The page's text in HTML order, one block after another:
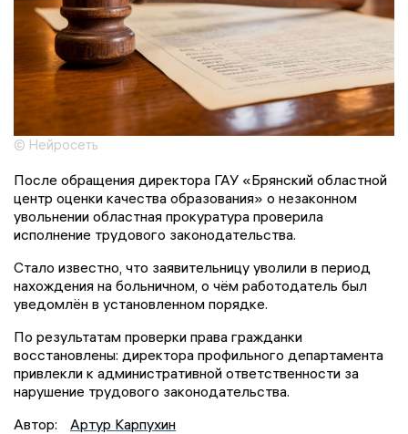
© Нейросеть
После обращения директора ГАУ «Брянский областной
центр оценки качества образования» о незаконном
увольнении областная прокуратура проверила
исполнение трудового законодательства.
Стало известно, что заявительницу уволили в период
нахождения на больничном, о чём работодатель был
уведомлён в установленном порядке.
По результатам проверки права гражданки
восстановлены: директора профильного департамента
привлекли к административной ответственности за
нарушение трудового законодательства.
Автор:
Артур Карпухин